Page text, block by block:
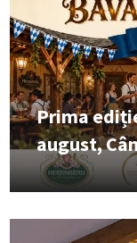
Prima
august,